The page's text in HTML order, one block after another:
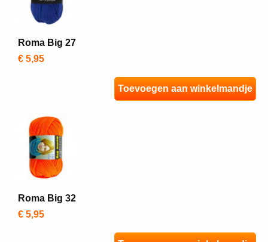
Roma Big 27
€ 5,95
Toevoegen aan winkelmandje
Roma Big 32
€ 5,95